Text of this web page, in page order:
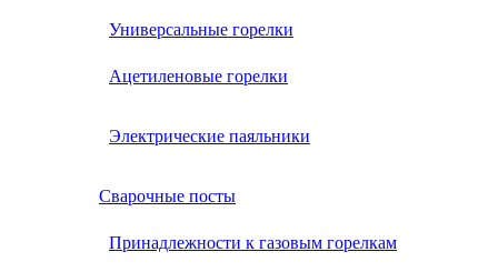
Универсальные горелки
Ацетиленовые горелки
Электрические паяльники
Сварочные посты
Принадлежности к газовым горелкам